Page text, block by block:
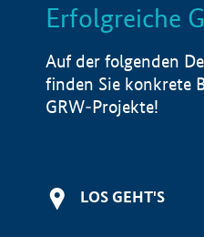
LISTE
Erfolgreiche
Auf der folgenden
finden Sie konkrete
GRW-Projekte!
LOS GEHT'S